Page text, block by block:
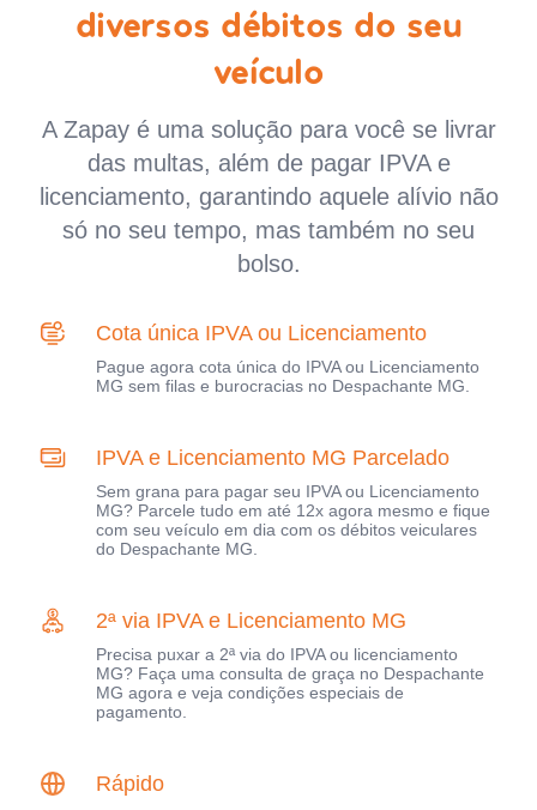
diversos débitos do seu
veículo
A Zapay é uma solução para você se livrar
das multas, além de pagar IPVA e
licenciamento, garantindo aquele alívio não
só no seu tempo, mas também no seu
bolso.
Cota única IPVA ou Licenciamento
Pague agora cota única do IPVA ou Licenciamento
MG sem filas e burocracias no Despachante MG.
IPVA e Licenciamento MG Parcelado
Sem grana para pagar seu IPVA ou Licenciamento
MG? Parcele tudo em até 12x agora mesmo e fique
com seu veículo em dia com os débitos veiculares
do Despachante MG.
2ª via IPVA e Licenciamento MG
Precisa puxar a 2ª via do IPVA ou licenciamento
MG? Faça uma consulta de graça no Despachante
MG agora e veja condições especiais de
pagamento.
Rápido